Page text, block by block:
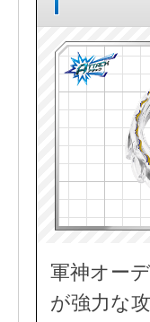
軍神オー
が強力な